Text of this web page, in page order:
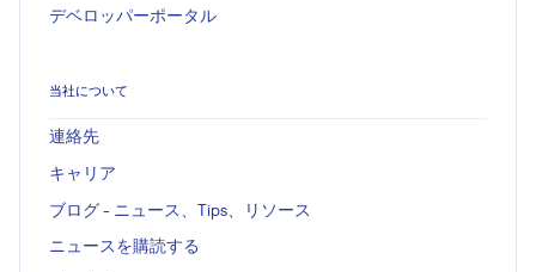
デベロッパーポータル
当社について
連絡先
キャリア
ブログ - ニュース、Tips、リソース
ニュースを購読する